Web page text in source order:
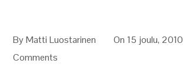
ByMatti Luostarinen On 15 joulu, 2010
Comments